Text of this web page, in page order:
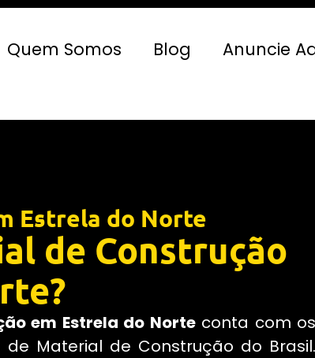
Quem Somos Blog Anuncie
Estrela do Norte
de Construção
em Estrela do Norteconta com os
Material de Construção do Brasil.